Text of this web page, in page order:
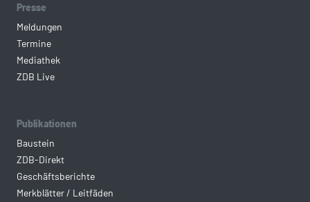
Presse
Meldungen
Termine
Mediathek
ZDB Live
Publikationen
Baustein
ZDB-Direkt
Geschäftsberichte
Merkblätter / Leitfäden